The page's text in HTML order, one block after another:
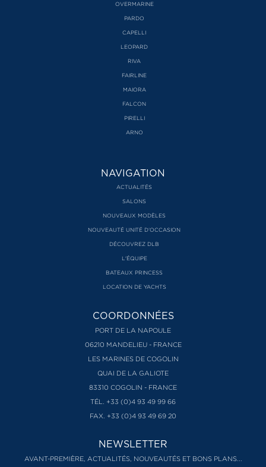
OVERMARINE
PARDO
CAPELLI
LEOPARD
RIVA
FAIRLINE
MAIORA
FALCON
PIRELLI
ARNO
NAVIGATION
ACTUALITÉS
SALONS
NOUVEAUX MODÈLES
NOUVEAUTÉ UNITÉ D’OCCASION
DÉCOUVREZ DLB
L'ÉQUIPE
BATEAUX PRINCESS
LOCATION DE YACHTS
COORDONNÉES
PORT DE LA NAPOULE
06210 MANDELIEU - FRANCE
LES MARINES DE COGOLIN
QUAI DE LA GALIOTE
83310 COGOLIN - FRANCE
TÉL. +33 (0)4 93 49 99 66
FAX. +33 (0)4 93 49 69 20
NEWSLETTER
AVANT-PREMIÈRE, ACTUALITÉS, NOUVEAUTÉS ET BONS PLANS...